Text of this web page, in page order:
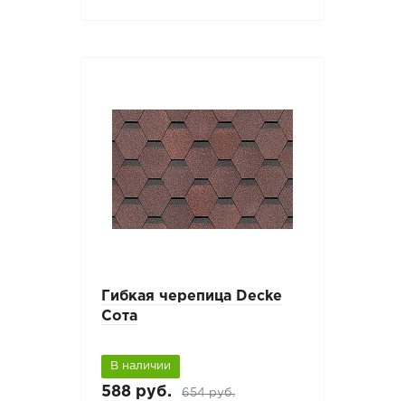
Гибкая черепица Decke
Сота
В наличии
588 руб. 654 руб.